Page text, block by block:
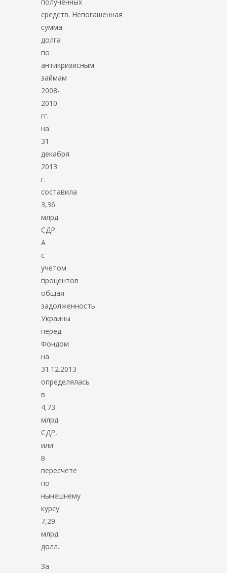
средств. Непогашенная
сумма
долга
по
антикризисным
займам
2008-
2010
гг.
на
31
декабря
2013
г.
составила
3,36
млрд.
СДР.
А
с
учетом
процентов
общая
задолженность
Украины
перед
Фондом
на
31.12.2013
определялась
в
4,73
млрд.
СДР,
или
в
пересчете
по
нынешнему
курсу
7,29
млрд.
долл.
За